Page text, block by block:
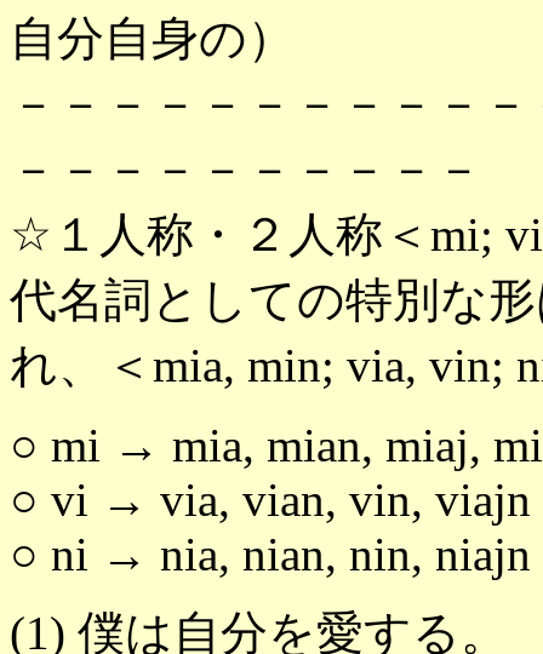
自分自身の）
－－－－－－－－－－
－－－－－－－－－－
☆１人称・２人称＜mi;
代名詞としての特別な
れ、＜mia, min; via, vin;
○ mi → mia, mian, miaj,
○ vi → via, vian, vin, viajn
○ ni → nia, nian, nin, niajn
(1) 僕は自分を愛する。